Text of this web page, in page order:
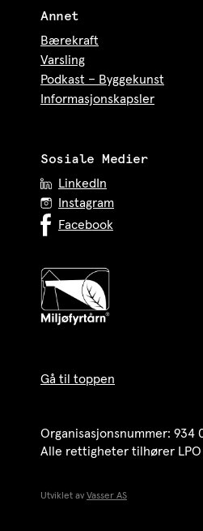
Annet
Bærekraft
Varsling
Podkast – Byggekunst
Informasjonskapsler
Sosiale Medier
LinkedIn
Instagram
Facebook
Gå til toppen
Organisasjonsnummer: 934
Alle rettigheter tilhører
Utviklet av Vasser AS